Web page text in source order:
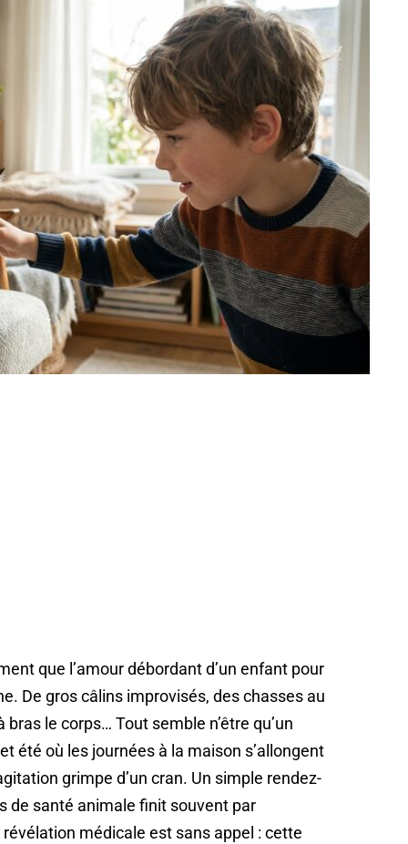
que l’amour débordant d’un enfant pour
De gros câlins improvisés, des chasses au
le corps… Tout semble n’être qu’un
été où les journées à la maison s’allongent
grimpe d’un cran. Un simple rendez-
de santé animale finit souvent par
médicale est sans appel : cette